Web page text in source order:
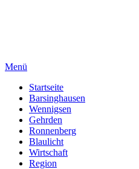
Menü
Startseite
Barsinghausen
Wennigsen
Gehrden
Ronnenberg
Blaulicht
Wirtschaft
Region